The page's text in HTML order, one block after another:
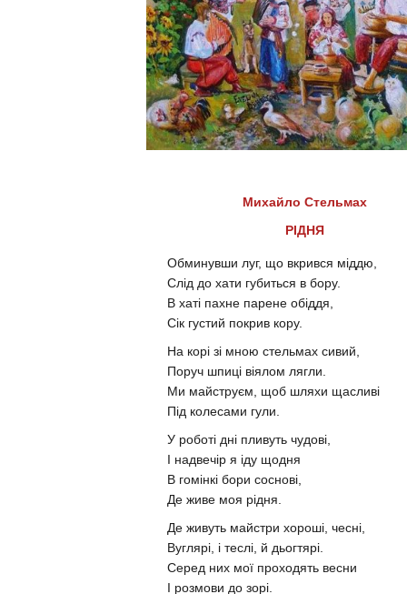
Михайло Стельмах
РІДНЯ
Обминувши луг, що вкрився мiддю,
Слiд до хати губиться в бору.
В хатi пахне парене обiддя,
Сiк густий покрив кору.
На корi зi мною стельмах сивий,
Поруч шпицi вiялом лягли.
Ми майструєм, щоб шляхи щасливі
Пiд колесами гули.
У роботi днi пливуть чудовi,
I надвечiр я iду щодня
В гомiнкi бори сосновi,
Де живе моя рiдня.
Де живуть майстри хорошi, чеснi,
Вуглярi, i теслi, й дьогтярi.
Серед них мої проходять весни
I розмови до зорi.